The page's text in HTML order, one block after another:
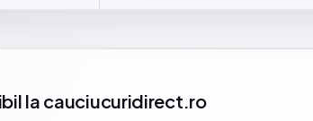
la cauciucuridirect.ro